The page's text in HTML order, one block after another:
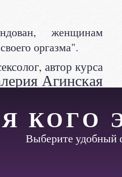
женщинам
оргазма".
автор курса
Агинская
КОГО
Выберите удобный